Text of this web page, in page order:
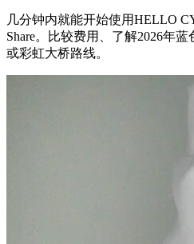
几分钟内就能开始使用HELLO
Share。比较费用、了解2026年
或彩虹大桥路线。